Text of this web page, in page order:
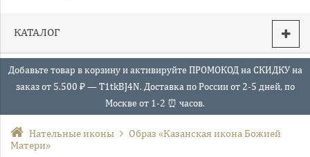
КАТАЛОГ
Добавьте товар в корзину и активируйте ПРОМОКОД на СКИДКУ на
заказ от 5.500 ₽ — T1tkBJ4N. Доставка по России от 2-5 дней, по
Москве от 1-2 ⏰ часов.
Нательные иконы
Образ «Казанская икона Божией
Матери»